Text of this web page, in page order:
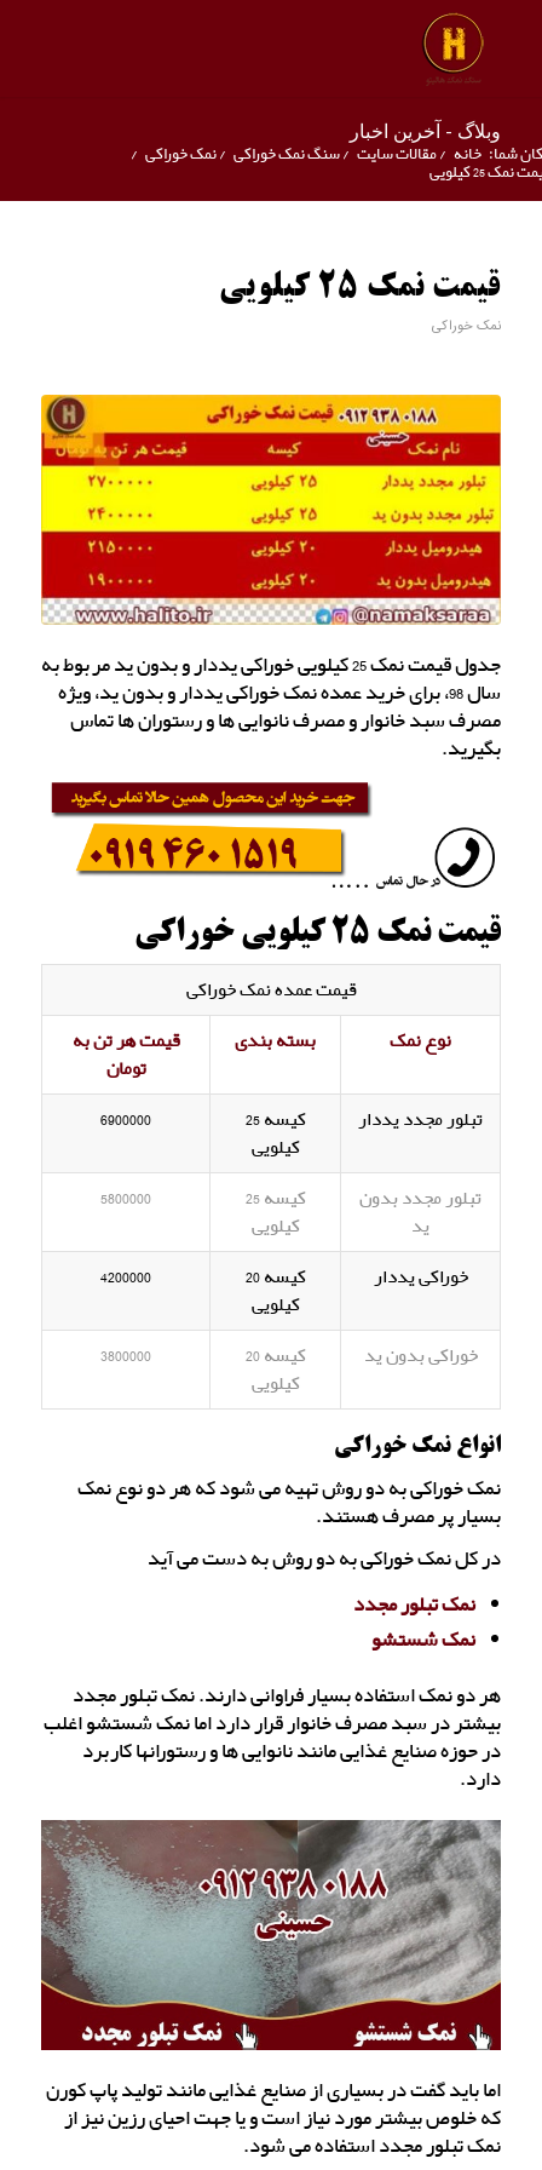
وبلاگ - آخرین اخبار
شما: خانه /مقالات سایت /سنگ نمک خوراکی /نمک خوراکی /
نمک 25 کیلویی
قیمت نمک 25 کیلویی
نمک خوراکی
جدول قیمت نمک 25 کیلویی خوراکی یددار و بدون ید مربوط به
سال 98، برای خرید عمده نمک خوراکی یددار و بدون ید، ویژه
مصرف سبد خانوار و مصرف نانوایی ها و رستوران ها تماس
بگیرید.
قیمت نمک 25 کیلویی خوراکی
قیمت عمده نمک خوراکی
نوع نمک
بسته بندی
قیمت هر تن به
تومان
تبلور مجدد یددار
کیسه 25
کیلویی
6900000
تبلور مجدد بدون
ید
کیسه 25
کیلویی
5800000
خوراکی یددار
کیسه 20
کیلویی
4200000
خوراکی بدون ید
کیسه 20
کیلویی
3800000
انواع نمک خوراکی
نمک خوراکی به دو روش تهیه می شود که هر دو نوع نمک
بسیار پر مصرف هستند.
در کل نمک خوراکی به دو روش به دست می آید
نمک تبلور مجدد
نمک شستشو
هر دو نمک استفاده بسیار فراوانی دارند. نمک تبلور مجدد
بیشتر در سبد مصرف خانوار قرار دارد اما نمک شستشو اغلب
در حوزه صنایع غذایی مانند نانوایی ها و رستورانها کاربرد
دارد.
اما باید گفت در بسیاری از صنایع غذایی مانند تولید پاپ کورن
که خلوص بیشتر مورد نیاز است و یا جهت احیای رزین نیز از
نمک تبلور مجدد استفاده می شود.